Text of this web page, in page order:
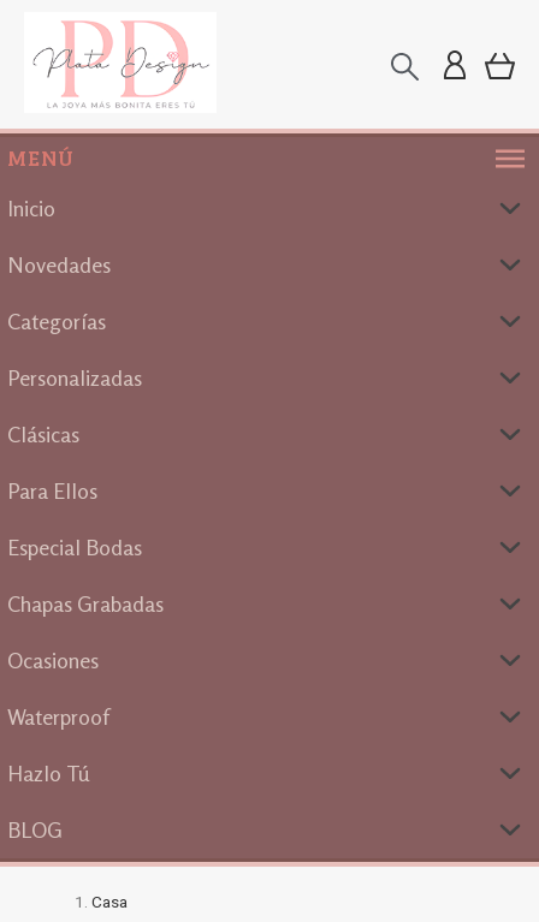
MENÚ
Inicio
Novedades
Categorías
Personalizadas
Clásicas
Para Ellos
Especial Bodas
Chapas Grabadas
Ocasiones
Waterproof
Hazlo Tú
BLOG
Casa